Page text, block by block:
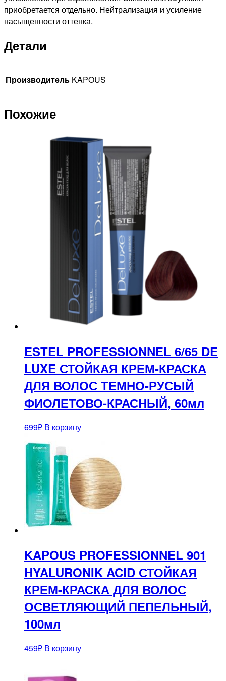
приобретается отдельно. Нейтрализация и усиление
насыщенности оттенка.
Детали
Производитель KAPOUS
Похожие
ESTEL PROFESSIONNEL 6/65 DE
LUXE СТОЙКАЯ КРЕМ-КРАСКА
ДЛЯ ВОЛОС ТЕМНО-РУСЫЙ
ФИОЛЕТОВО-КРАСНЫЙ, 60мл
699₽ В корзину
KAPOUS PROFESSIONNEL 901
HYALURONIK ACID СТОЙКАЯ
КРЕМ-КРАСКА ДЛЯ ВОЛОС
ОСВЕТЛЯЮЩИЙ ПЕПЕЛЬНЫЙ,
100мл
459₽ В корзину